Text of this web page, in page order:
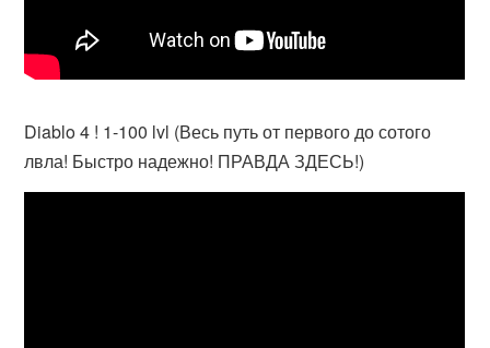
Diablo 4 ! 1-100 lvl (Весь путь от первого до сотого
лвла! Быстро надежно! ПРАВДА ЗДЕСЬ!)